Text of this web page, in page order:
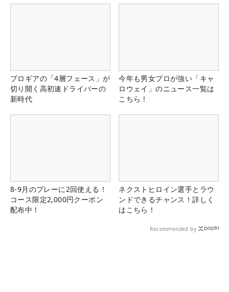
プロギアの「4層フェース」が
切り開く高初速ドライバーの
新時代
今年も男女プロが強い「キャ
ロウェイ」のニュース一覧は
こちら！
8-9月のプレーに2回使える！
コース限定2,000円クーポン
配布中！
ネクストヒロイン選手とラウ
ンドできるチャンス！詳しく
はこちら！
Recommended by